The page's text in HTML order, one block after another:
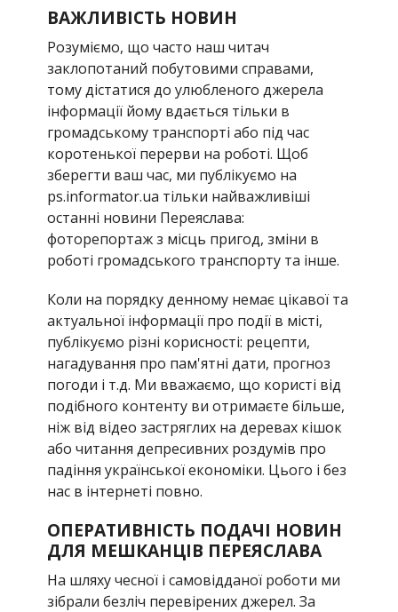
ВАЖЛИВІСТЬ НОВИН
Розуміємо, що часто наш читач
заклопотаний побутовими справами,
тому дістатися до улюбленого джерела
інформації йому вдається тільки в
громадському транспорті або під час
коротенької перерви на роботі. Щоб
зберегти ваш час, ми публікуємо на
ps.informator.ua тільки найважливіші
останні новини Переяслава:
фоторепортаж з місць пригод, зміни в
роботі громадського транспорту та інше.
Коли на порядку денному немає цікавої та
актуальної інформації про події в місті,
публікуємо різні корисності: рецепти,
нагадування про пам'ятні дати, прогноз
погоди і т.д. Ми вважаємо, що користі від
подібного контенту ви отримаєте більше,
ніж від відео застряглих на деревах кішок
або читання депресивних роздумів про
падіння української економіки. Цього і без
нас в інтернеті повно.
ОПЕРАТИВНІСТЬ ПОДАЧІ НОВИН
ДЛЯ МЕШКАНЦІВ ПЕРЕЯСЛАВА
На шляху чесної і самовідданої роботи ми
зібрали безліч перевірених джерел. За